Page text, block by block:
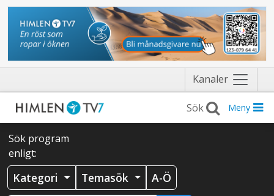
Kanaler Näytä
valikko
Meny
Sök program
enligt:
Kategori Temasök A-Ö